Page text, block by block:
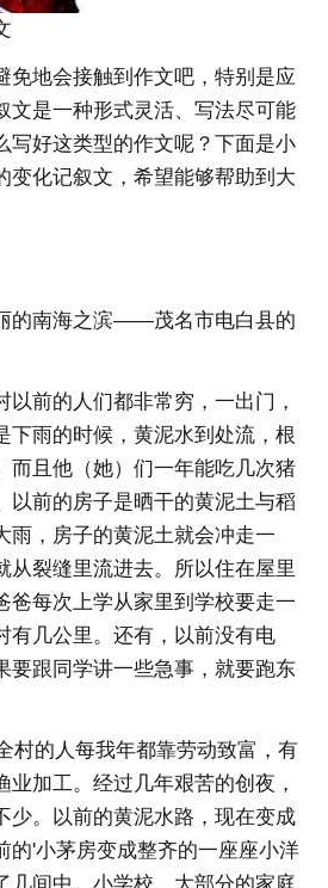
免地会接触到作文吧，特别是应
文是一种形式灵活、写法尽可能
写好这类型的作文呢？下面是小
变化记叙文，希望能够帮助到大
的南海之滨——茂名市电白县的
以前的人们都非常穷，一出门，
下雨的时候，黄泥水到处流，根
而且他（她）们一年能吃几次猪
以前的房子是晒干的黄泥土与稻
雨，房子的黄泥土就会冲走一
从裂缝里流进去。所以住在屋里
爸每次上学从家里到学校要走一
有几公里。还有，以前没有电
要跟同学讲一些急事，就要跑东
村的人每我年都靠劳动致富，有
业加工。经过几年艰苦的创夜，
少。以前的黄泥水路，现在变成
的'小茅房变成整齐的一座座小洋